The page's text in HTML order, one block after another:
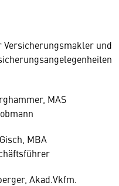
Versicherungsmakler und
MAS
MBA
Akad.Vkfm.